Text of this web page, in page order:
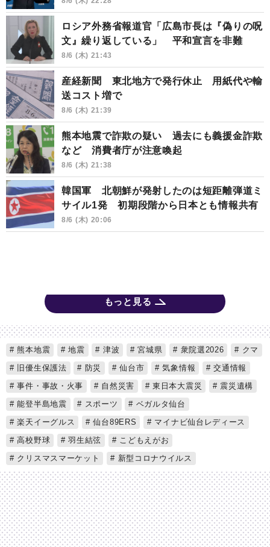
ロシア外務省報道官「広島市長は『偽りの呪
文』繰り返している」 平和宣言を非難
8/6 (木) 21:43
産経新聞 東北地方で発行休止 用紙代や輸
送コスト増で
8/6 (木) 21:39
熊本地震で詐欺の疑い 過去にも義援金詐欺
など 消費者庁が注意喚起
8/6 (木) 21:38
韓国軍 北朝鮮が発射したのは短距離弾道ミ
サイル1発 初期段階から日本とも情報共有
8/6 (木) 20:06
もっと見る
熊本地震 地震 津波 宮城県 衆院選2026
クマ
旧優生保護法
防災 仙台市 気象情報
交通情報
事件・事故・火事
自然災害 東日本大震災
震災遺構
能登半島地震
スポーツ
ベガルタ仙台
楽天イーグルス
仙台89ERS
マイナビ仙台レディース
高校野球
羽生結弦
こどもえがお
クリスマスマーケット
新型コロナウイルス